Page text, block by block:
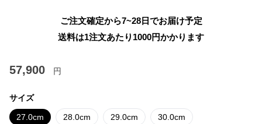
ご注文確定から7~28日でお届け予定
送料は1注文あたり 1000円かかります
57,900 円
サイズ
27.0cm 28.0cm 29.0cm 30.0cm